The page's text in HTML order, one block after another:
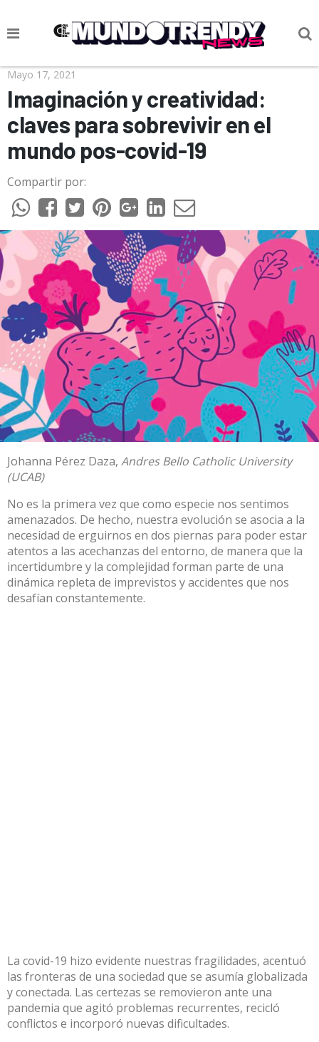
NOTICIAS
CULTURA POP
CIENCIA Y TECNOLOGÍA
VIDA
SOCIEDAD
CULTURIZANDO.COM
Mayo 17, 2021
Imaginación y creatividad:
claves para sobrevivir en el
mundo pos-covid-19
Compartir por:
Johanna Pérez Daza, Andres Bello Catholic University
(UCAB)
No es la primera vez que como especie nos sentimos
amenazados. De hecho, nuestra evolución se asocia a la
necesidad de erguirnos en dos piernas para poder estar
atentos a las acechanzas del entorno, de manera que la
incertidumbre y la complejidad forman parte de una
dinámica repleta de imprevistos y accidentes que nos
desafían constantemente.
La covid-19 hizo evidente nuestras fragilidades, acentuó
las fronteras de una sociedad que se asumía globalizada
y conectada. Las certezas se removieron ante una
pandemia que agitó problemas recurrentes, recicló
conflictos e incorporó nuevas dificultades.